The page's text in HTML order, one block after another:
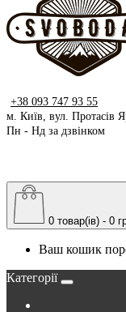
+38 093 747 93 55
м. Київ, вул. Протасів
Пн - Нд за дзвінком
0 товар(ів) - 0
Ваш кошик
Категорії